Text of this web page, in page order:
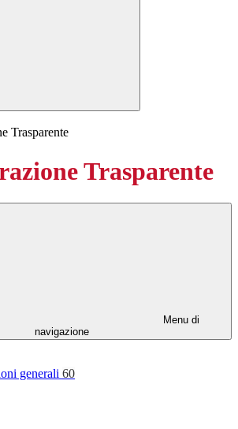
Trasparente
Trasparente
Menu di
navigazione
generali 60